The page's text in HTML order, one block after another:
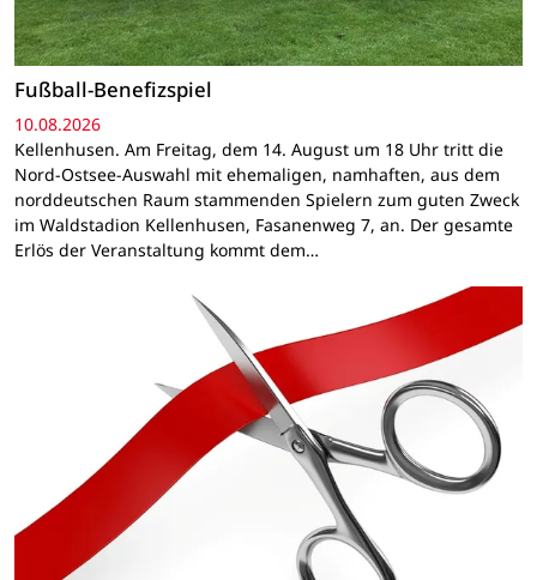
Fußball-Benefizspiel
10.08.2026
Kellenhusen. Am Freitag, dem 14. August um 18 Uhr tritt die
Nord-Ostsee-Auswahl mit ehemaligen, namhaften, aus dem
norddeutschen Raum stammenden Spielern zum guten Zweck
im Waldstadion Kellenhusen, Fasanenweg 7, an. Der gesamte
Erlös der Veranstaltung kommt dem…